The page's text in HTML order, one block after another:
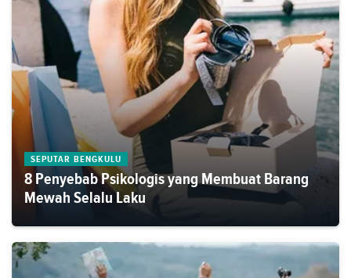
SEPUTAR BENGKULU
8 Penyebab Psikologis yang Membuat Barang
Mewah Selalu Laku